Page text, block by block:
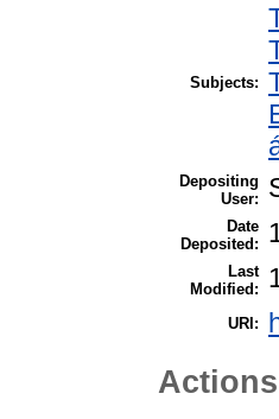
Subjects:
Depositing
User:
Date
Deposited:
Last
Modified:
URI: